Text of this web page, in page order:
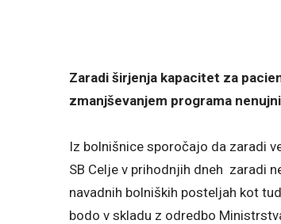
Zaradi širjenja kapacitet za
zmanjševanjem programa
Iz bolnišnice sporočajo da zaradi
SB Celje v prihodnjih dneh zaradi
navadnih bolniških posteljah kot
bodo v skladu z odredbo